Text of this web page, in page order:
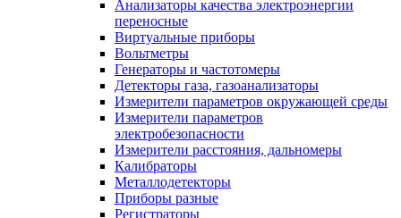
Анализаторы качества электроэнергии
переносные
Виртуальные приборы
Вольтметры
Генераторы и частотомеры
Детекторы газа, газоанализаторы
Измерители параметров окружающей среды
Измерители параметров
электробезопасности
Измерители расстояния, дальномеры
Калибраторы
Металлодетекторы
Приборы разные
Регистраторы